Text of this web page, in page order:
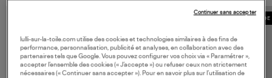
lulli-sur-la-toile.com utilise des cookies et technologies similaires à des fins de
performance, personnalisation, publicité et analyses, en collaboration avec des
partenaires tels que Google. Vous pouvez configurer vos choix via « Paramétrer »,
accepter l’ensemble des cookies (« J’accepte ») ou refuser ceux non strictement
nécessaires (« Continuer sans accepter »). Pour en savoir plus sur l’utilisation de
Continuer sans accepter